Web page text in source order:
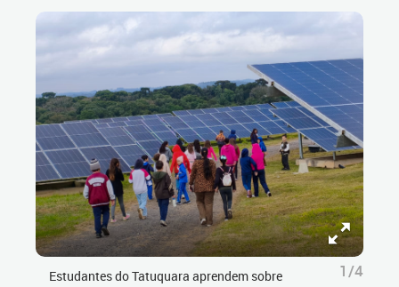
Estudantes do Tatuquara aprendem sobre
1/4